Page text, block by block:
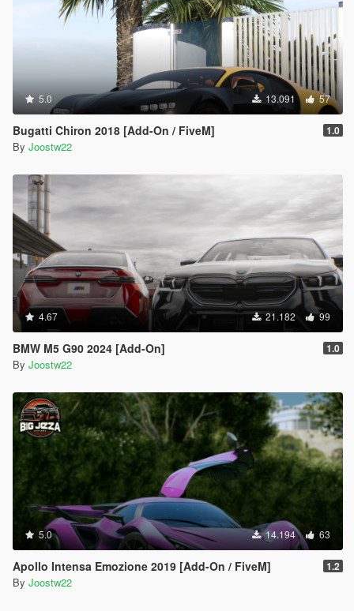
5.0 13.091 57
Bugatti Chiron 2018 [Add-On / FiveM] 1.0
By Joostw22
4.67 21.182 99
BMW M5 G90 2024 [Add-On] 1.0
By Joostw22
5.0 14.194 63
Apollo Intensa Emozione 2019 [Add-On / FiveM] 1.2
By Joostw22